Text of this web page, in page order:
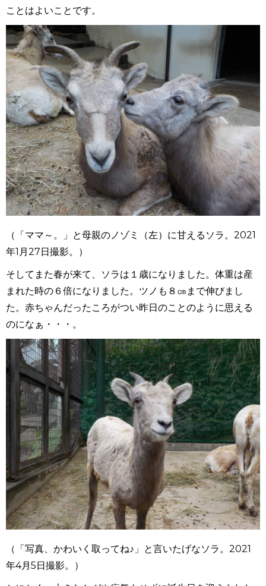
ことはよいことです。
（「ママ～。」と母親のノゾミ（左）に甘えるソラ。2021
年1月27日撮影。）
そしてまた春が来て、ソラは１歳になりました。体重は産
まれた時の６倍になりました。ツノも８㎝まで伸びまし
た。赤ちゃんだったころがつい昨日のことのように思える
のになぁ・・・。
（「写真、かわいく取ってね♪」と言いたげなソラ。2021
年4月5日撮影。）